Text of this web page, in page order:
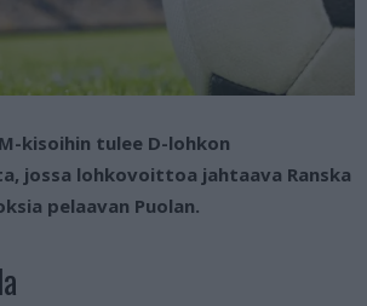
kisoihin tulee D-lohkon
jossa lohkovoittoa jahtaava Ranska
pelaavan Puolan.